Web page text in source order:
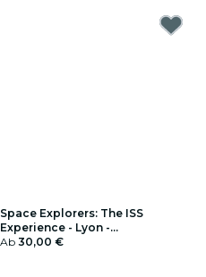
Space Explorers: The ISS
Experience - Lyon -
Geschenkgutschein
Ab 30,00 €